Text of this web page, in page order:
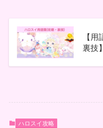
【
裏技】
ハロスイ攻略